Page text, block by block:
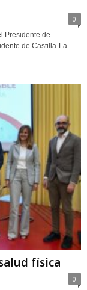
0
Presidente de
de Castilla-La
física
0